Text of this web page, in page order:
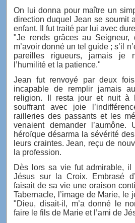
On lui donna pour maître un
direction duquel Jean se soumit
enfant. Il fut traité par lui avec
"Je rends grâces au Seigneur,
m’avoir donné un tel guide ; s’il
pareilles rigueurs, jamais je
l’humilité et la patience."
Jean fut renvoyé par deux
incapable de remplir jamais
religion. Il resta jour et nuit à
souffrant avec joie
railleries des passants et les
venaient demander l’aumône.
héroïque désarma la sévérité
leurs craintes. Jean, reçu de
la profession.
Dès lors sa vie fut admirable, il
Jésus sur la Croix. Embrasé
faisait de sa vie une oraison
Tabernacle, l’image de Marie, le
"Dieu, disait-il, m’a donné le
faire le fils de Marie et l’ami de